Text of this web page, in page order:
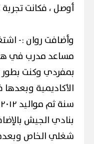
أوصل ، فكانت
مساعد مدرب في
بمفردي وكنت
بنادي الجيش
شغلي الخاص